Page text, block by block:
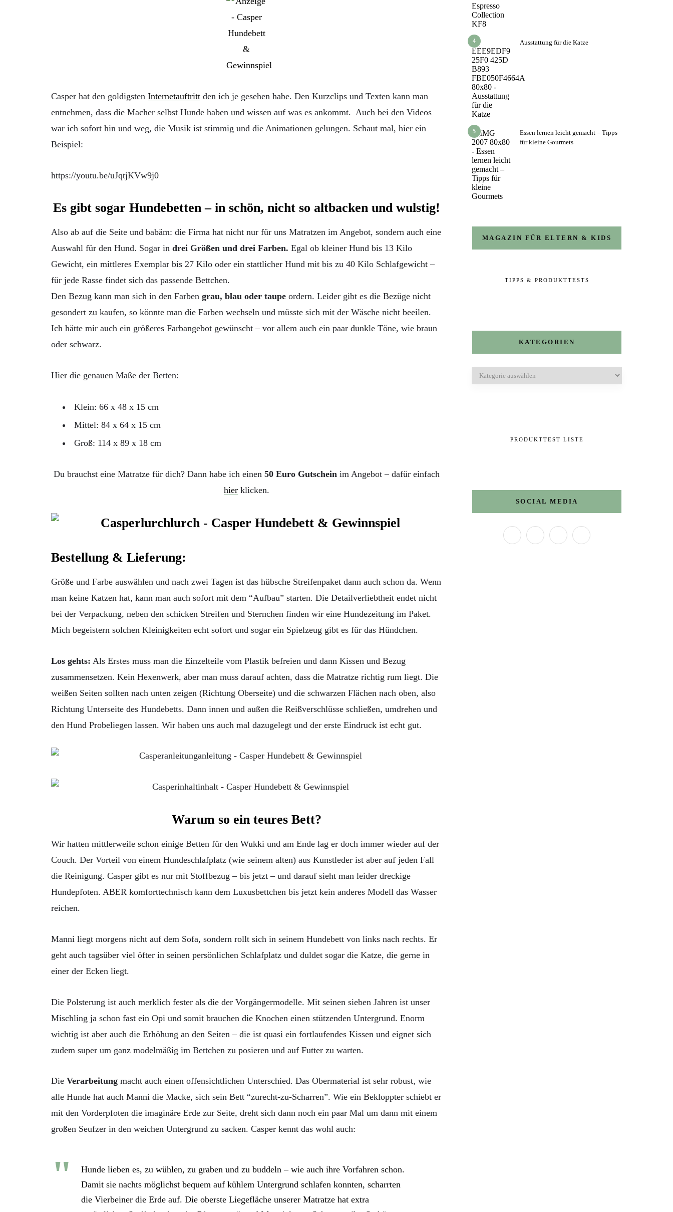
Casper hat den goldigsten Internetauftritt den ich je gesehen habe. Den Kurzclips und Texten kann man
entnehmen, dass die Macher selbst Hunde haben und wissen auf was es ankommt. Auch bei den Videos
war ich sofort hin und weg, die Musik ist stimmig und die Animationen gelungen. Schaut mal, hier ein
Beispiel:
https://youtu.be/uJqtjKVw9j0
Es gibt sogar Hundebetten – in schön, nicht so altbacken und wulstig!
Also ab auf die Seite und babäm: die Firma hat nicht nur für uns Matratzen im Angebot, sondern auch eine
Auswahl für den Hund. Sogar in drei Größen und drei Farben. Egal ob kleiner Hund bis 13 Kilo
Gewicht, ein mittleres Exemplar bis 27 Kilo oder ein stattlicher Hund mit bis zu 40 Kilo Schlafgewicht –
für jede Rasse findet sich das passende Bettchen.
Den Bezug kann man sich in den Farben grau, blau oder taupe ordern. Leider gibt es die Bezüge nicht
gesondert zu kaufen, so könnte man die Farben wechseln und müsste sich mit der Wäsche nicht beeilen.
Ich hätte mir auch ein größeres Farbangebot gewünscht – vor allem auch ein paar dunkle Töne, wie braun
oder schwarz.
Hier die genauen Maße der Betten:
Klein: 66 x 48 x 15 cm
Mittel: 84 x 64 x 15 cm
Groß: 114 x 89 x 18 cm
Du brauchst eine Matratze für dich? Dann habe ich einen 50 Euro Gutscheinim Angebot – dafür einfach
hierklicken.
Bestellung & Lieferung:
Größe und Farbe auswählen und nach zwei Tagen ist das hübsche Streifenpaket dann auch schon da. Wenn
man keine Katzen hat, kann man auch sofort mit dem “Aufbau” starten. Die Detailverliebtheit endet nicht
bei der Verpackung, neben den schicken Streifen und Sternchen finden wir eine Hundezeitung im Paket.
Mich begeistern solchen Kleinigkeiten echt sofort und sogar ein Spielzeug gibt es für das Hündchen.
Los gehts: Als Erstes muss man die Einzelteile vom Plastik befreien und dann Kissen und Bezug
zusammensetzen. Kein Hexenwerk, aber man muss darauf achten, dass die Matratze richtig rum liegt. Die
weißen Seiten sollten nach unten zeigen (Richtung Oberseite) und die schwarzen Flächen nach oben, also
Richtung Unterseite des Hundebetts. Dann innen und außen die Reißverschlüsse schließen, umdrehen und
den Hund Probeliegen lassen. Wir haben uns auch mal dazugelegt und der erste Eindruck ist echt gut.
Warum so ein teures Bett?
Wir hatten mittlerweile schon einige Betten für den Wukki und am Ende lag er doch immer wieder auf der
Couch. Der Vorteil von einem Hundeschlafplatz (wie seinem alten) aus Kunstleder ist aber auf jeden Fall
die Reinigung. Casper gibt es nur mit Stoffbezug – bis jetzt – und darauf sieht man leider dreckige
Hundepfoten. ABER komforttechnisch kann dem Luxusbettchen bis jetzt kein anderes Modell das Wasser
reichen.
Manni liegt morgens nicht auf dem Sofa, sondern rollt sich in seinem Hundebett von links nach rechts. Er
geht auch tagsüber viel öfter in seinen persönlichen Schlafplatz und duldet sogar die Katze, die gerne in
einer der Ecken liegt.
Die Polsterung ist auch merklich fester als die der Vorgängermodelle. Mit seinen sieben Jahren ist unser
Mischling ja schon fast ein Opi und somit brauchen die Knochen einen stützenden Untergrund. Enorm
wichtig ist aber auch die Erhöhung an den Seiten – die ist quasi ein fortlaufendes Kissen und eignet sich
zudem super um ganz modelmäßig im Bettchen zu posieren und auf Futter zu warten.
Die Verarbeitung macht auch einen offensichtlichen Unterschied. Das Obermaterial ist sehr robust, wie
alle Hunde hat auch Manni die Macke, sich sein Bett “zurecht-zu-Scharren”. Wie ein Bekloppter schiebt er
mit den Vorderpfoten die imaginäre Erde zur Seite, dreht sich dann noch ein paar Mal um dann mit einem
großen Seufzer in den weichen Untergrund zu sacken. Casper kennt das wohl auch:
Hunde lieben es, zu wühlen, zu graben und zu buddeln – wie auch ihre Vorfahren schon.
Damit sie nachts möglichst bequem auf kühlem Untergrund schlafen konnten, scharrten
die Vierbeiner die Erde auf. Die oberste Liegefläche unserer Matratze hat extra
4 Ausstattung für die Katze
5
Essen lernen leicht gemacht – Tipps
für kleine Gourmets
MAGAZIN FÜR ELTERN & KIDS
TIPPS & PRODUKTTESTS
KATEGORIEN
PRODUKTTEST LISTE
SOCIAL MEDIA